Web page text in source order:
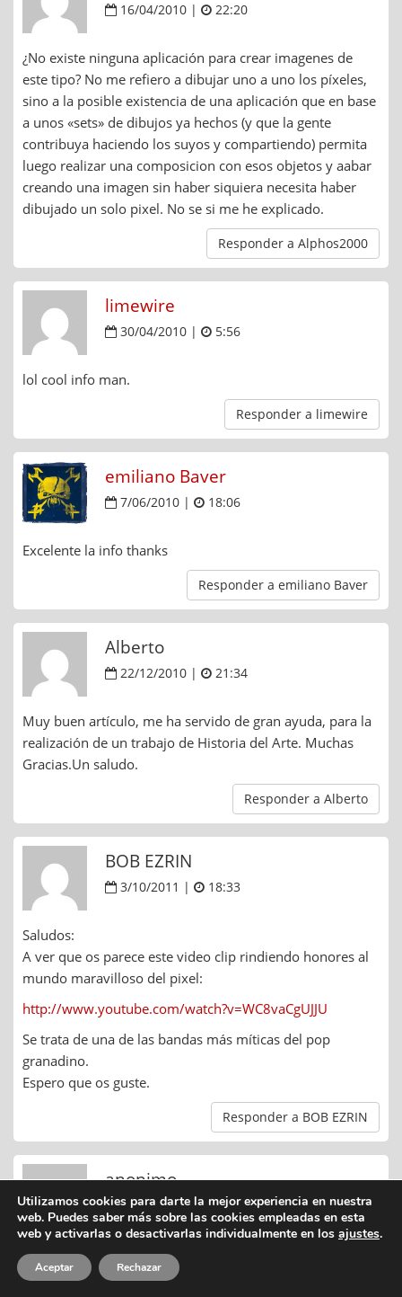
16/04/2010 | 22:20
¿No existe ninguna aplicación para crear imagenes de
este tipo? No me refiero a dibujar uno a uno los píxeles,
sino a la posible existencia de una aplicación que en base
a unos «sets» de dibujos ya hechos (y que la gente
contribuya haciendo los suyos y compartiendo) permita
luego realizar una composicion con esos objetos y aabar
creando una imagen sin haber siquiera necesita haber
dibujado un solo pixel. No se si me he explicado.
Responder a Alphos2000
limewire
30/04/2010 | 5:56
lol cool info man.
Responder a limewire
emiliano Baver
7/06/2010 | 18:06
Excelente la info thanks
Responder a emiliano Baver
Alberto
22/12/2010 | 21:34
Muy buen artículo, me ha servido de gran ayuda, para la
realización de un trabajo de Historia del Arte. Muchas
Gracias.Un saludo.
Responder a Alberto
BOB EZRIN
3/10/2011 | 18:33
Saludos:
A ver que os parece este video clip rindiendo honores al
mundo maravilloso del pixel:
http://www.youtube.com/watch?v=WC8vaCgUJJU
Se trata de una de las bandas más míticas del pop
granadino.
Espero que os guste.
Responder a BOB EZRIN
anonimo
14/02/2012 | 21:35
genia, dentro de poco llenara museos
Utilizamos cookies para darte la mejor experiencia en nuestra
web. Puedes saber más sobre las cookies empleadas en esta
web y activarlas o desactivarlas individualmente en los ajustes.
Aceptar Rechazar